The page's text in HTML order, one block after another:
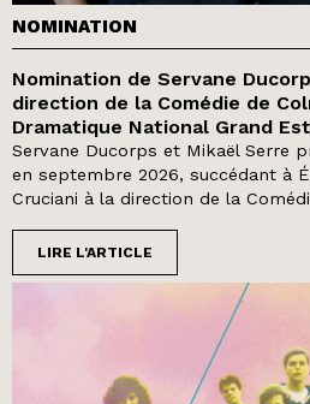
NOMINATION
Nomination de Servane
direction de la Comédie de
Dramatique National Grand
Servane Ducorps et Mikaël Serre
en septembre 2026, succédant à
Cruciani à la direction de la
LIRE L'ARTICLE